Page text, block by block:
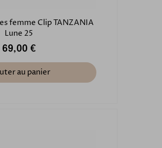
femme Clip TANZANIA
Lune 25
69,00 €
au panier